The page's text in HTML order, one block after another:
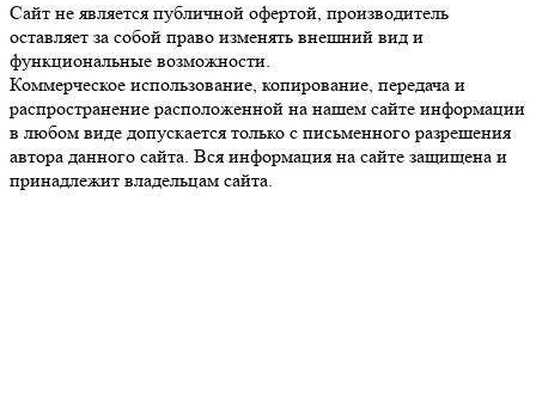
Сайт не является публичной офертой, производитель
оставляет за собой право изменять внешний вид и
функциональные возможности.
Коммерческое использование, копирование, передача и
распространение расположенной на нашем сайте информации
в любом виде допускается только с письменного разрешения
автора данного сайта. Вся информация на сайте защищена и
принадлежит владельцам сайта.